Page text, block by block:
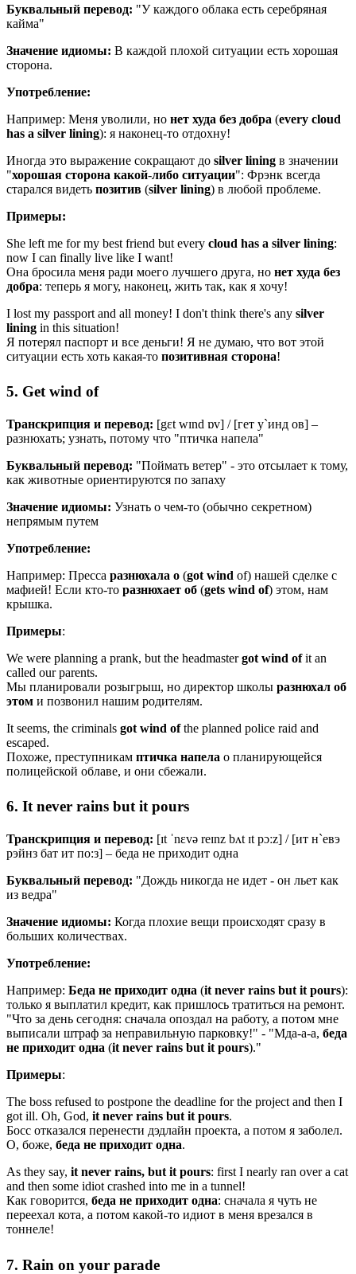
Буквальный перевод: "У каждого облака есть серебряная
кайма"
Значение идиомы: В каждой плохой ситуации есть хорошая
сторона.
Употребление:
Например: Меня уволили, но нет худа без добра (every cloud
has a silver lining): я наконец-то отдохну!
Иногда это выражение сокращают до silver lining в значении
"хорошая сторона какой-либо ситуации": Фрэнк всегда
старался видеть позитив (silver lining) в любой проблеме.
Примеры:
She left me for my best friend but every cloud has a silver lining:
now I can finally live like I want!
Она бросила меня ради моего лучшего друга, но нет худа без
добра: теперь я могу, наконец, жить так, как я хочу!
I lost my passport and all money! I don't think there's any silver
lining in this situation!
Я потерял паспорт и все деньги! Я не думаю, что вот этой
ситуации есть хоть какая-то позитивная сторона!
5. Get wind of
Транскрипция и перевод: [gɛt wɪnd ɒv] / [гет у`инд ов] –
разнюхать; узнать, потому что "птичка напела"
Буквальный перевод: "Поймать ветер" - это отсылает к тому,
как животные ориентируются по запаху
Значение идиомы: Узнать о чем-то (обычно секретном)
непрямым путем
Употребление:
Например: Пресса разнюхала о (got wind of) нашей сделке с
мафией! Если кто-то разнюхает об (gets wind of) этом, нам
крышка.
Примеры:
We were planning a prank, but the headmastergot wind ofit an
called our parents.
Мы планировали розыгрыш, но директор школы разнюхал об
этом и позвонил нашим родителям.
It seems, the criminals got wind ofthe planned police raid and
escaped.
Похоже, преступникам птичка напела о планирующейся
полицейской облаве, и они сбежали.
6. It never rains but it pours
Транскрипция и перевод: [ɪt ˈnɛvə reɪnz bʌt ɪt pɔːz] / [ит н`евэ
рэйнз бат ит по:з] – беда не приходит одна
Буквальный перевод: "Дождь никогда не идет - он льет как
из ведра"
Значение идиомы: Когда плохие вещи происходят сразу в
больших количествах.
Употребление:
Например: Беда не приходит одна (it never rains but it pours):
только я выплатил кредит, как пришлось тратиться на ремонт.
"Что за день сегодня: сначала опоздал на работу, а потом мне
выписали штраф за неправильную парковку!" - "Мда-а-а, беда
не приходит одна (it never rains but it pours)."
Примеры:
The boss refused to postpone the deadline for the project and then I
got ill. Oh, God, it never rains but it pours.
Босс отказался перенести дэдлайн проекта, а потом я заболел.
О, боже, беда не приходит одна.
As they say, it never rains, but it pours: first I nearly ran over a cat
and then some idiot crashed into me in a tunnel!
Как говорится, беда не приходит одна: сначала я чуть не
переехал кота, а потом какой-то идиот в меня врезался в
тоннеле!
7. Rain on your parade